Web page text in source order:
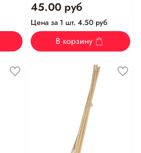
45.00 руб
Цена за 1 шт. 4.50 руб
В корзину